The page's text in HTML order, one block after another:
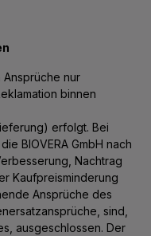
nur
binnen
erfolgt. Bei
BIOVERA GmbH nach
Nachtrag
Kaufpreisminderung
Ansprüche des
sind,
ausgeschlossen. Der